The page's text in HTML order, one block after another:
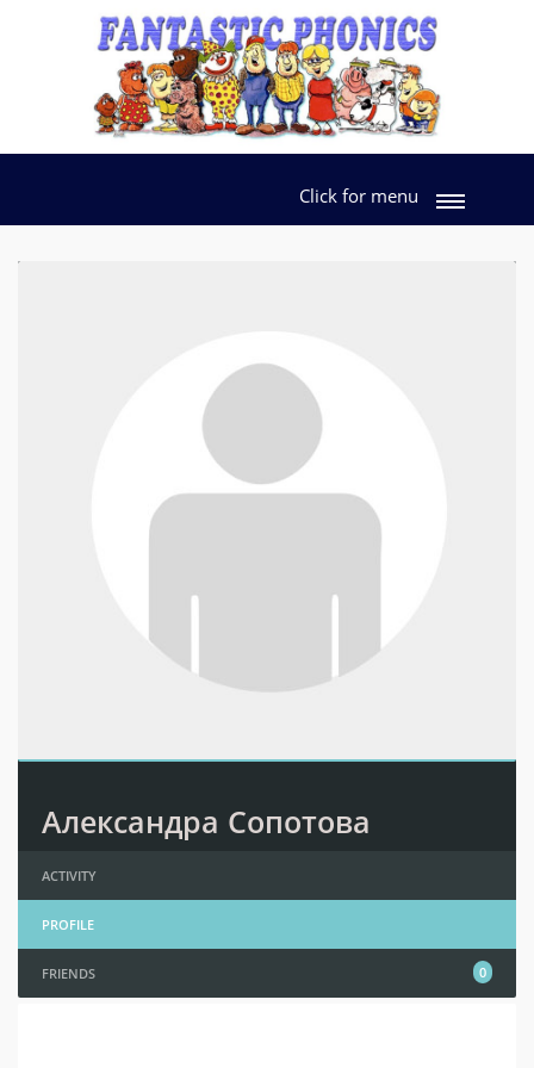
Click for menu
Александра Сопотова
ACTIVITY
PROFILE
FRIENDS 0